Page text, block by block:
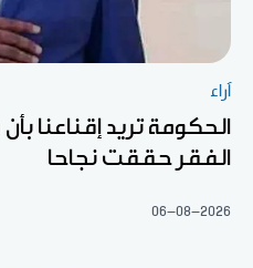
آراء
الحكومة تريد إقناعنا
الفقر حققت نجاحا
06-08-2026